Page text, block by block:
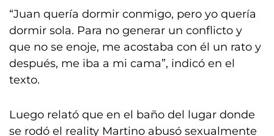
“Juan quería dormir conmigo, pero yo quería
dormir sola. Para no generar un conflicto y
que no se enoje, me acostaba con él un rato y
después, me iba a mi cama”, indicó en el
texto.
Luego relató que en el baño del lugar donde
se rodó el reality Martino abusó sexualmente